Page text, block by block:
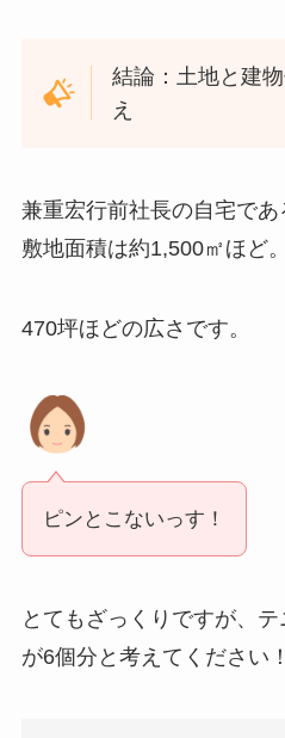
結論：土地と建
え
兼重宏行前社長の自宅であ
敷地面積は約1,500㎡ほど。
470坪ほどの広さです。
ピンとこないっす！
とてもざっくりですが、テ
が6個分と考えてください！